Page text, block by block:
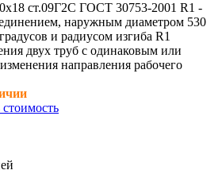
ст.09Г2С ГОСТ 30753-2001 R1 -
наружным диаметром 530
и радиусом изгиба R1
двух труб с одинаковым или
направления рабочего